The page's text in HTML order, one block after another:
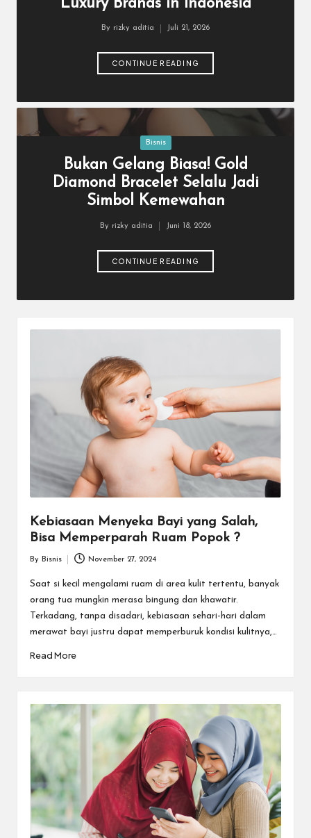
Luxury Brands in Indonesia
By rizky aditia Juli 21, 2026
CONTINUE READING
Posted
Bisnis
Bukan Gelang Biasa! Gold
Diamond Bracelet Selalu Jadi
Simbol Kemewahan
Posted
By rizky aditia Juni 18, 2026
CONTINUE READING
Kebiasaan Menyeka Bayi yang Salah,
Bisa Memperparah Ruam Popok ?
by
By Bisnis November 27, 2024
Saat si kecil mengalami ruam di area kulit tertentu, banyak
orang tua mungkin merasa bingung dan khawatir.
Terkadang, tanpa disadari, kebiasaan sehari-hari dalam
merawat bayi justru dapat memperburuk kondisi kulitnya,…
Read More